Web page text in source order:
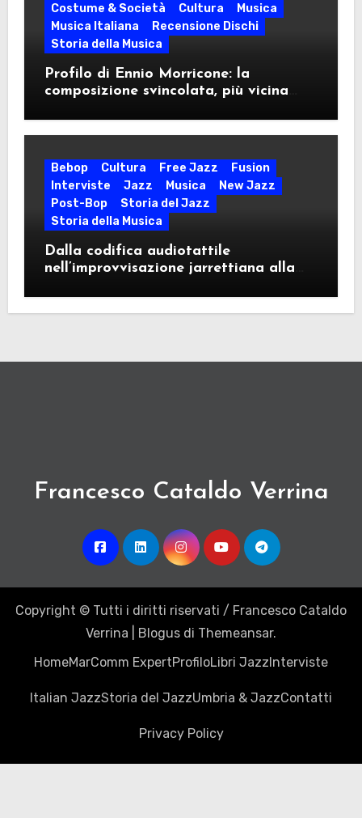
Costume & Società Cultura
Musica
Musica Italiana
Recensione Dischi
Storia della Musica
Profilo di Ennio Morricone: la
composizione svincolata, più vicina
sinfonismo classico
Bebop Cultura Free Jazz
Fusion
Interviste
Jazz Musica
New Jazz
Post-Bop
Storia del Jazz
Storia della Musica
Dalla codifica audiotattile
nell’improvvisazione jarrettiana alla
parlato con Francesco Cataldo Verrina
Francesco Cataldo Verrina
Copyright © Tutti i diritti riservati / Francesco Cataldo
Verrina
Blogus di Themeansar.
HomeMarComm ExpertProfiloLibri Jazz Interviste
Italian JazzStoria del JazzUmbria & JazzContatti
Privacy Policy